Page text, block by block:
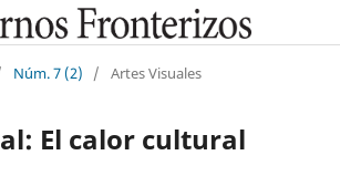
Núm. 7 (2) / Artes Visuales
El calor cultural